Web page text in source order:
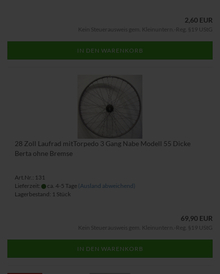
2,60 EUR
Kein Steuerausweis gem. Kleinuntern.-Reg. §19 UStG
IN DEN WARENKORB
28 Zoll Laufrad mitTorpedo 3 Gang Nabe Modell 55 Dicke
Berta ohne Bremse
Art.Nr.: 131
Lieferzeit:
ca. 4-5 Tage (Ausland abweichend)
Lagerbestand: 1 Stück
69,90 EUR
Kein Steuerausweis gem. Kleinuntern.-Reg. §19 UStG
IN DEN WARENKORB